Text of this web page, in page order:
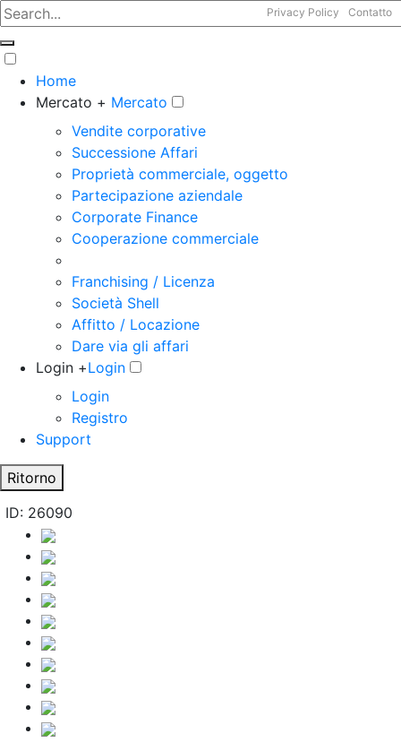
Privacy Policy Contatto
Home
Mercato + Mercato
Vendite corporative
Successione Affari
Proprietà commerciale, oggetto
Partecipazione aziendale
Corporate Finance
Cooperazione commerciale
Franchising / Licenza
Società Shell
Affitto / Locazione
Dare via gli affari
Login +Login
Login
Registro
Support
Ritorno
ID: 26090